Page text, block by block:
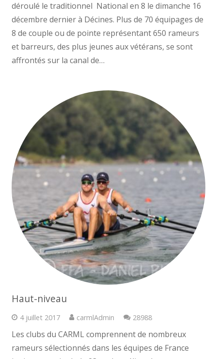
déroulé le traditionnel National en 8 le dimanche 16
décembre dernier à Décines. Plus de 70 équipages de
8 de couple ou de pointe représentant 650 rameurs
et barreurs, des plus jeunes aux vétérans, se sont
affrontés sur la canal de…
Haut-niveau
4 juillet 2017 carmlAdmin 28988Commentaires
Les clubs du CARML comprennent de nombreux
rameurs sélectionnés dans les équipes de France